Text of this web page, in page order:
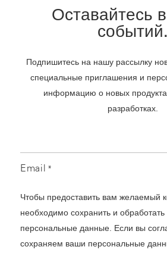
Оставайтесь
событий.
Подпишитесь на нашу рассылку
специальные приглашения и
информацию о новых
разработках.
Email *
Чтобы предоставить вам желаемый
необходимо сохранить и
персональные данные. Если вы
сохраняем ваши персональные